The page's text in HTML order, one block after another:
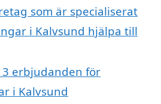
som är specialiserat
i Kalvsund hjälpa till
erbjudanden för
i Kalvsund